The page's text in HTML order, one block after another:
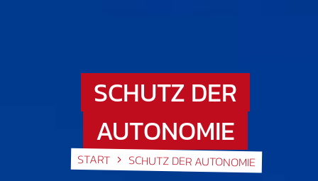
SCHUTZ DER
AUTONOMIE
START SCHUTZ DER AUTONOMIE